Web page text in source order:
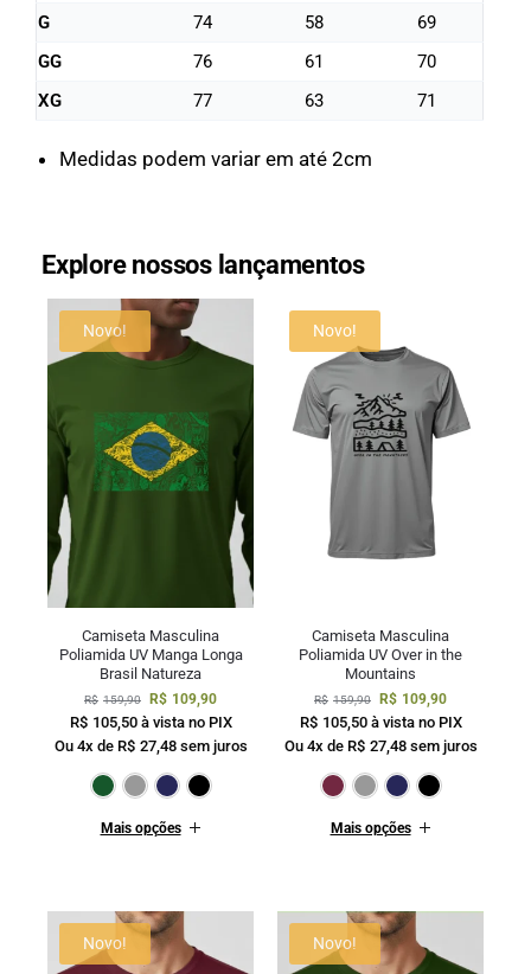
G
74 58
69
GG
76 61
70
XG
77 63 71
Medidas podem variar em até 2cm
Explore nossos lançamentos
Novo!
Camiseta Masculina
Poliamida UV Manga Longa
Brasil Natureza
R$ 159,90 R$ 109,90
R$ 105,50 à vista no PIX
Ou 4x de R$ 27,48 sem juros
Verde EscuroMarinhoPreto
Mais opções
Novo!
Camiseta Masculina
Poliamida UV Over in the
Mountains
R$ 159,90 R$ 109,90
R$ 105,50 à vista no PIX
Ou 4x de R$ 27,48 sem juros
Bordô
Mais opções
Novo! Novo!